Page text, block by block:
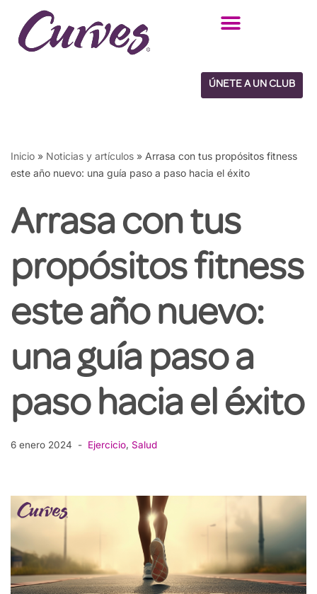
Saltar
ÚNETE A UN CLUB
Inicio » Noticias y artículos » Arrasa con tus propósitos fitness
este año nuevo: una guía paso a paso hacia el éxito
Arrasa con tus
propósitos fitness
este año nuevo:
una guía paso a
paso hacia el éxito
6 enero 2024 Ejercicio, Salud